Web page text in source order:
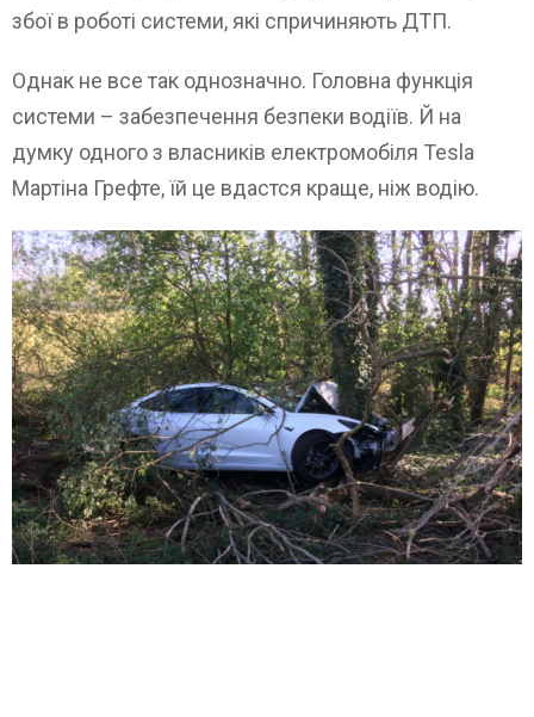
збої в роботі системи, які спричиняють ДТП.
Однак не все так однозначно. Головна функція
системи – забезпечення безпеки водіїв. Й на
думку одного з власників електромобіля Tesla
Мартіна Грефте, їй це вдастся краще, ніж водію.